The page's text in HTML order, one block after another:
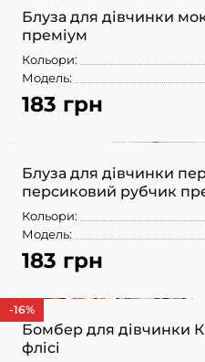
Блуза для дівчинки
преміум
Кольори:
Модель:
183 грн
Блуза для дівчинки
персиковий рубчик
Кольори:
Модель:
183 грн
-16%
Бомбер для дівчинки
флісі
КОЛГОТКИ
ШКАРПЕТКИ
КОМБІНЕЗОНИ
КОМПЛЕКТИ
КОСТЮМИ
КОФТИНКИ
КУРТКИ
ПЕЛЮШКА-КОКОН
З ШАПОЧКОЮ
ПЕРЧАТКИ
ФУТБОЛКИ
КОЛГОТКИ
ШКАРПЕТКИ
КОСТЮМИ
КОМПЛЕКТИ
ЛОНГСЛІВИ
БЛУЗИ
ПІЖАМИ
СУКНІ
ТЕРМОБІЛИЗНА
ХУДІ СВІТШОТИ
ШАПКИ ПОВ'ЯЗКИ
КОМПЛЕКТИ
КУРТКИ
БОМБЕРИ
ХУДІ ЛОНГСЛІВИ
СВІТШОТИ
ШАПКИ
ШОРТИ
ШТАНИ ДЖОГЕРИ
ПІЖАМИ
КОМПЛЕКТИ
ФУТБОЛКИ
ШКАРПЕТКИ
СЛІДИ